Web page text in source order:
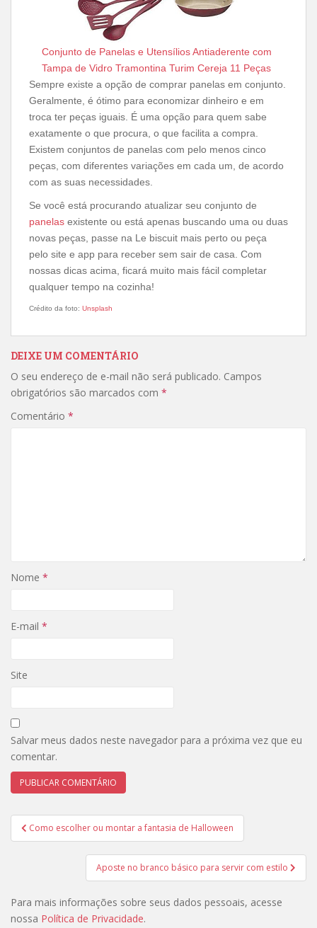
Conjunto de Panelas e Utensílios Antiaderente com
Tampa de Vidro Tramontina Turim Cereja 11 Peças
Sempre existe a opção de comprar panelas em conjunto.
Geralmente, é ótimo para economizar dinheiro e em
troca ter peças iguais. É uma opção para quem sabe
exatamente o que procura, o que facilita a compra.
Existem conjuntos de panelas com pelo menos cinco
peças, com diferentes variações em cada um, de acordo
com as suas necessidades.
Se você está procurando atualizar seu conjunto de
panelas existente ou está apenas buscando uma ou duas
novas peças, passe na Le biscuit mais perto ou peça
pelo site e app para receber sem sair de casa. Com
nossas dicas acima, ficará muito mais fácil completar
qualquer tempo na cozinha!
Crédito da foto: Unsplash
DEIXE UM COMENTÁRIO
O seu endereço de e-mail não será publicado. Campos
obrigatórios são marcados com *
Comentário *
Nome *
E-mail *
Site
Salvar meus dados neste navegador para a próxima vez que eu
comentar.
Navegação
de
Como escolher ou montar a fantasia de Halloween
Aposte no branco básico para servir com estilo
Para mais informações sobre seus dados pessoais, acesse
nossa Política de Privacidade.